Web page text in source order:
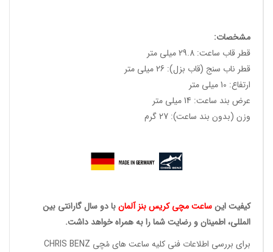
مشخصات:
قطر قاب ساعت: 29.8 میلی متر
قطر ناب سنج (قاب بزل): 26 میلی متر
ارتفاع: 10 میلی متر
عرض بند ساعت: 14 میلی متر
وزن (بدون بند ساعت): 27 گرم
کیفیت اینساعت مچی کریسبنز آلمانبا دو سال گارانتی بین
المللی، اطمینان و رضایت شما را به همراه خواهد داشت.
برای بررسی اطلاعات فنی کلیه ساعت های مُچی CHRIS BENZ